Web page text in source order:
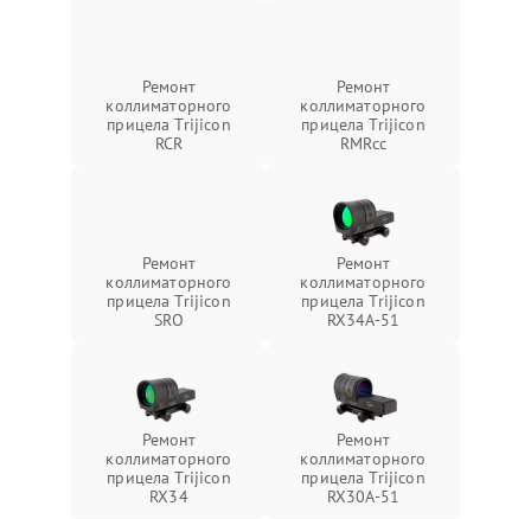
Ремонт
коллиматорного
прицела Trijicon
RCR
Ремонт
коллиматорного
прицела Trijicon
RMRcc
Ремонт
коллиматорного
прицела Trijicon
SRO
Ремонт
коллиматорного
прицела Trijicon
RX34A-51
Ремонт
коллиматорного
прицела Trijicon
RX34
Ремонт
коллиматорного
прицела Trijicon
RX30A-51